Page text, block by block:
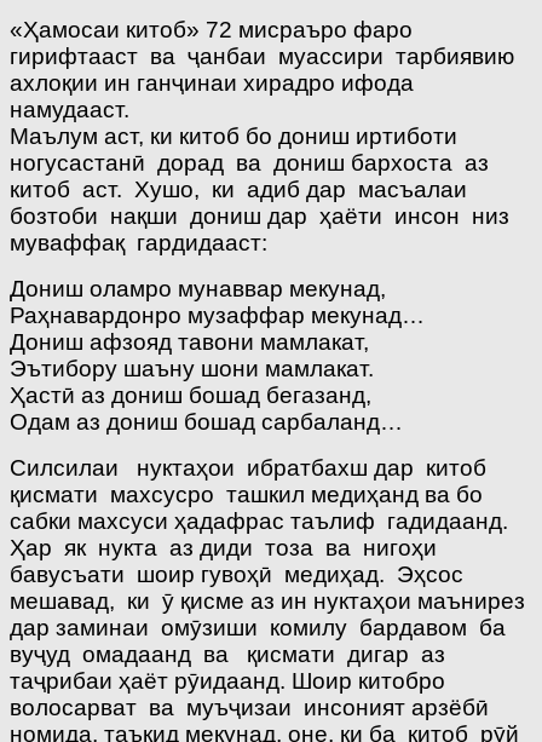
«Ҳамосаи китоб» 72 мисраъро фаро
гирифтааст ва ҷанбаи муассири тарбиявию
ахлоқии ин ганҷинаи хирадро ифода
намудааст.
Маълум аст, ки китоб бо дониш иртиботи
ногусастанӣ дорад ва дониш бархоста аз
китоб аст. Хушо, ки адиб дар масъалаи
бозтоби нақши дониш дар ҳаёти инсон низ
муваффақ гардидааст:
Дониш оламро мунаввар мекунад,
Раҳнавардонро музаффар мекунад…
Дониш афзояд тавони мамлакат,
Эътибору шаъну шони мамлакат.
Ҳастӣ аз дониш бошад бегазанд,
Одам аз дониш бошад сарбаланд…
Силсилаи нуктаҳои ибратбахш дар китоб
қисмати махсусро ташкил медиҳанд ва бо
сабки махсуси ҳадафрас таълиф гадидаанд.
Ҳар як нукта аз диди тоза ва нигоҳи
бавусъати шоир гувоҳӣ медиҳад. Эҳсос
мешавад, ки ӯ қисме аз ин нуктаҳои маънирез
дар заминаи омӯзиши комилу бардавом ба
вуҷуд омадаанд ва қисмати дигар аз
таҷрибаи ҳаёт рӯидаанд. Шоир китобро
волосарват ва муъҷизаи инсоният арзёбӣ
номида, таъкид мекунад, оне, ки ба китоб рӯй